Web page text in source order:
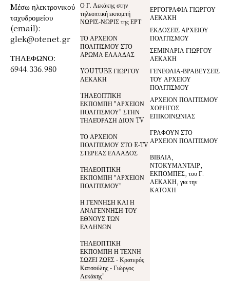
Mέσω ηλεκτρονικού
ταχυδρομείου
(email):
glek@otenet.gr
ΤΗΛΕΦΩΝΟ:
6944.336.980
Ο Γ. Λεκάκης στην
τηλεοπτική εκπομπή
ΝΩΡΙΣ-ΝΩΡΙΣ της ΕΡΤ
ΤΟ ΑΡΧΕΙΟΝ
ΠΟΛΙΤΙΣΜΟΥ ΣΤΟ
ΑΡΩΜΑ ΕΛΛΑΔΑΣ
YOUTUBE ΓΙΩΡΓΟΥ
ΛΕΚΑΚΗ
TΗΛΕΟΠΤΙΚΗ
ΕΚΠΟΜΠΗ "ΑΡΧΕΙΟΝ
ΠΟΛΙΤΙΣΜΟΥ" ΣΤΗΝ
ΤΗΛΕΌΡΑΣΗ ΔΙΟΝ TV
ΤΟ ΑΡΧΕΙΟΝ
ΠΟΛΙΤΙΣΜΟΥ ΣΤΟ E-TV
ΣΤΕΡΕΑΣ ΕΛΛΑΔΟΣ
ΤΗΛΕΟΠΤΙΚΗ
ΕΚΠΟΜΠΗ "ΑΡΧΕΙΟΝ
ΠΟΛΙΤΙΣΜΟΥ"
Η ΓΕΝΝΗΣΗ ΚΑΙ Η
ΑΝΑΓΕΝΝΗΣΗ ΤΟΥ
ΕΘΝΟΥΣ ΤΩΝ
ΕΛΛΗΝΩΝ
ΤΗΛΕΟΠΤΙΚΗ
ΕΚΠΟΜΠΗ Η ΤΕΧΝΗ
ΣΩΖΕΙ ΖΩΕΣ - Κρατερός
Κατσούλης - Γιώργος
Λεκάκης"
ΕΡΓΟΓΡΑΦΙΑ ΓΙΩΡΓΟΥ
ΛΕΚΑΚΗ
ΕΚΔΟΣΕΙΣ ΑΡΧΕΙΟΥ
ΠΟΛΙΤΙΣΜΟΥ
ΣΕΜΙΝΑΡΙΑ ΓΙΩΡΓΟΥ
ΛΕΚΑΚΗ
ΓΕΝΕΘΛΙΑ-ΒΡΑΒΕΥΣΕΙΣ
ΤΟΥ ΑΡΧΕΙΟΥ
ΠΟΛΙΤΙΣΜΟΥ
ΑΡΧΕΙΟΝ ΠΟΛΙΤΙΣΜΟΥ
ΧΟΡΗΓΟΣ
ΕΠΙΚΟΙΝΩΝΙΑΣ
ΓΡΑΦΟΥΝ ΣΤΟ
ΑΡΧΕΙΟΝ ΠΟΛΙΤΙΣΜΟΥ
ΒΙΒΛΙΑ,
ΝΤΟΚΥΜΑΝΤΑΙΡ,
ΕΚΠΟΜΠΕΣ, του Γ.
ΛΕΚΑΚΗ, για την
ΚΑΤΟΧΗ